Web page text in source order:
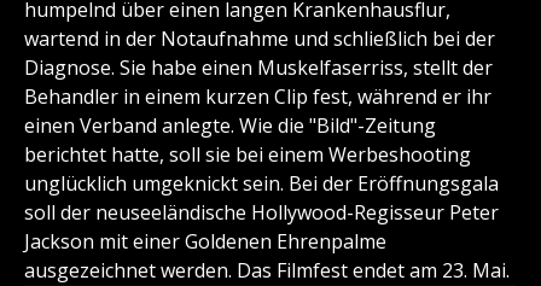
humpelnd über einen langen Krankenhausflur,
wartend in der Notaufnahme und schließlich bei der
Diagnose. Sie habe einen Muskelfaserriss, stellt der
Behandler in einem kurzen Clip fest, während er ihr
einen Verband anlegte. Wie die "Bild"-Zeitung
berichtet hatte, soll sie bei einem Werbeshooting
unglücklich umgeknickt sein. Bei der Eröffnungsgala
soll der neuseeländische Hollywood-Regisseur Peter
Jackson mit einer Goldenen Ehrenpalme
ausgezeichnet werden. Das Filmfest endet am 23. Mai.